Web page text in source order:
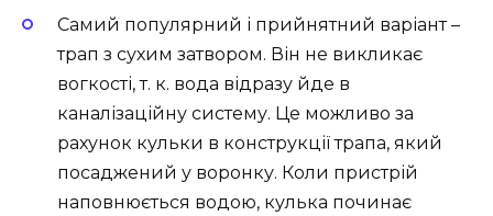
Самий популярний і прийнятний варіант –
трап з сухим затвором. Він не викликає
вогкості, т. к. вода відразу йде в
каналізаційну систему. Це можливо за
рахунок кульки в конструкції трапа, який
посаджений у воронку. Коли пристрій
наповнюється водою, кулька починає